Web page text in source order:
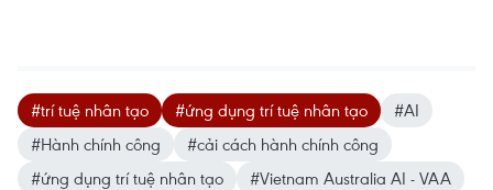
#trí tuệ nhân tạo #ứng dụng trí tuệ nhân tạo
#AI
#Hành chính công
#cải cách hành chính công
#ứng dụng trí tuệ nhân tạo
#Vietnam Australia AI - VAA